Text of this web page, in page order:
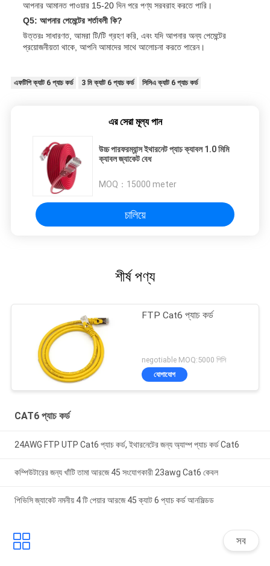
আপনার আমানত পাওয়ার 15-20 দিন পরে পণ্য সরবরাহ করতে পারি।
Q5: আপনার পেমেন্টের শর্তাবলী কি?
উত্তরঃ সাধারণত, আমরা টি/টি গ্রহণ করি, এবং যদি আপনার অন্য পেমেন্টের
প্রয়োজনীয়তা থাকে, আপনি আমাদের সাথে আলোচনা করতে পারেন।
এফটিপি ক্যাট 6 প্যাচ কর্ড 3 মি ক্যাট 6 প্যাচ কর্ড সিসিএ ক্যাট 6 প্যাচ কর্ড
এর সেরা মূল্য পান
উচ্চ পারফরম্যান্স ইথারনেট প্যাচ ক্যাবল 1.0 মিমি
ক্যাবল জ্যাকেট বেধ
MOQ： 15000 meter
চালিয়ে
শীর্ষ পণ্য
FTP Cat6 প্যাচ কর্ড
negotiable MOQ:5000 পিসি
যোগাযোগ
CAT6 প্যাচ কর্ড
24AWG FTP UTP Cat6 প্যাচ কর্ড, ইথারনেটের জন্য অ্যাম্প প্যাচ কর্ড Cat6
কম্পিউটারের জন্য খাঁটি তামা আরজে 45 সংযোগকারী 23awg Cat6 কেবল
পিভিসি জ্যাকেট নমনীয় 4 টি পেয়ার আরজে 45 ক্যাট 6 প্যাচ কর্ড আনসিল্ডড
সব